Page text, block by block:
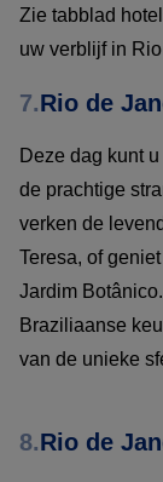
Zie tabblad
uw verblijf in
7.Rio de
Deze dag kunt
de prachtige
verken de
Teresa, of
Jardim
Braziliaanse
van de unieke
8.Rio de